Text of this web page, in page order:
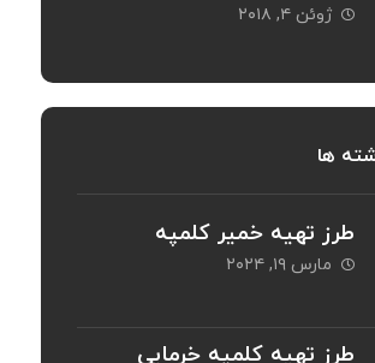
ژوئن ۴, ۲۰۱۸
ها
طرز تهیه خمیر کلمپه
مارس ۱۹, ۲۰۲۴
طرز تهیه کلمپه خرمایی